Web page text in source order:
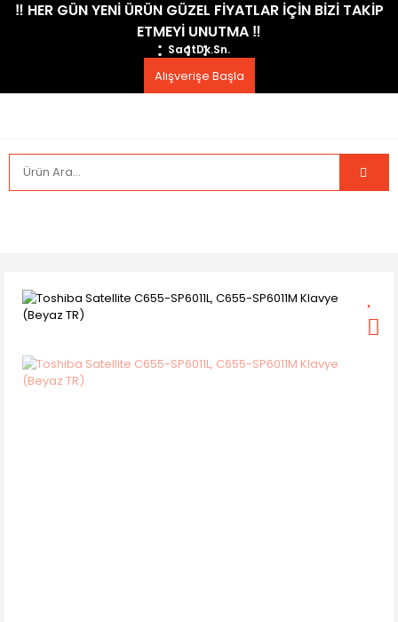
​‼️​ HER GÜN YENİ ÜRÜN GÜZEL FİYATLAR İÇİN BİZİ TAKİP
ETMEYİ UNUTMA ​‼️​
SaatDk.Sn.
Alışverişe Başla